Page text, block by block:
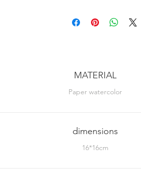
MATERIAL
Paper watercolor
dimensions
16*16cm